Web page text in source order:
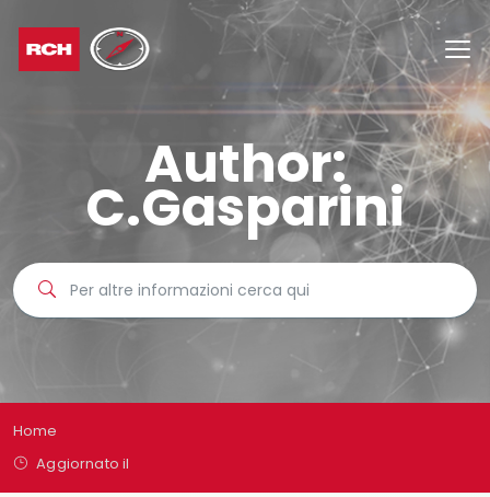
Author:
C.Gasparini
Home
Aggiornato il